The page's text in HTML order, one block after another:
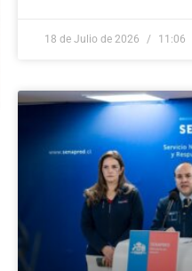
18 de Julio de 2026 11:06